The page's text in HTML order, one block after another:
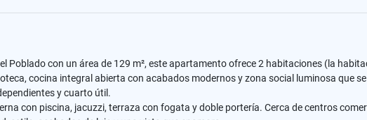
Poblado con un área de 129 m², este apartamento ofrece 2 habitaciones (la
cocina integral abierta con acabados modernos y zona social luminosa que
y cuarto útil.
con piscina, jacuzzi, terraza con fogata y doble portería. Cerca de centros